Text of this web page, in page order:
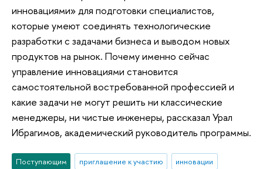
инновациями» для подготовки специалистов,
которые умеют соединять технологические
разработки с задачами бизнеса и выводом новых
продуктов на рынок. Почему именно сейчас
управление инновациями становится
самостоятельной востребованной профессией и
какие задачи не могут решить ни классические
менеджеры, ни чистые инженеры, рассказал Урал
Ибрагимов, академический руководитель программы.
Поступающим приглашение к участию
инновации